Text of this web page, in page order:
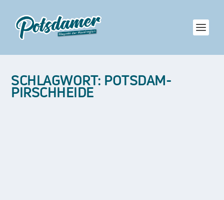
SCHLAGWORT: POTSDAM-
PIRSCHHEIDE